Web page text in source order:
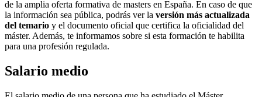
de la amplia oferta formativa de masters en España. En caso de que
la información sea pública, podrás ver la versión más actualizada
del temario y el documento oficial que certifica la oficialidad del
máster. Además, te informamos sobre si esta formación te habilita
para una profesión regulada.
Salario medio